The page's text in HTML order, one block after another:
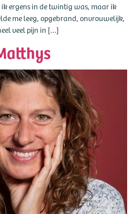
ik ergens in de twintig was, maar ik
me leeg, opgebrand, onvrouwelijk,
veel pijn in […]